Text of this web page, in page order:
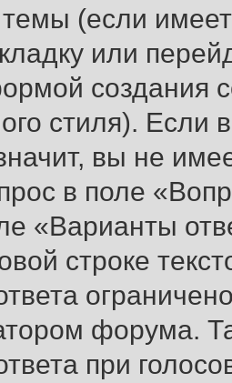
(если
или
создания
стиля). Если
вы не
в поле
«Варианты
строке
форума.
при